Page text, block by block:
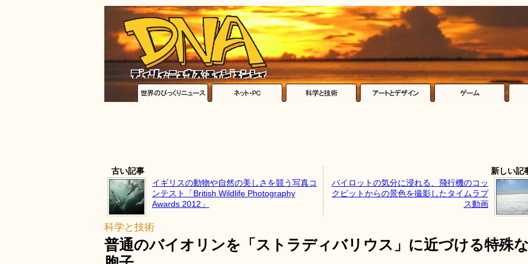
古い記事
イギリスの動物や自然の美しさを競う写真コ
ンテスト「British Wildlife Photography
Awards 2012」
新しい記
パイロットの気分に浸れる、飛行機のコッ
クピットからの景色を撮影したタイムラプ
ス動画
科学と技術
普通のバイオリンを「ストラディバリウス」に近づける特殊